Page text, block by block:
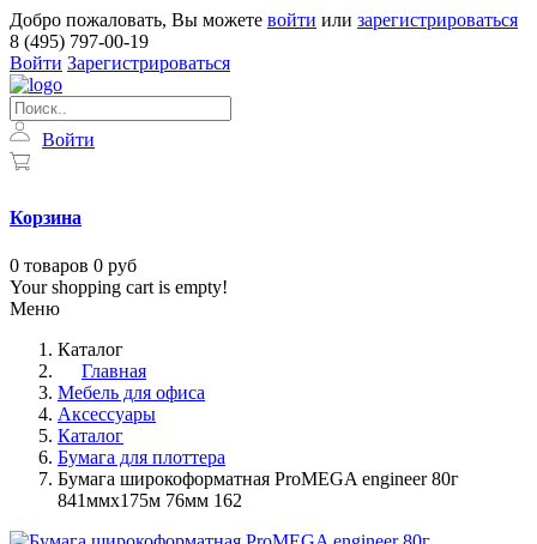
Добро пожаловать, Вы можете войти или зарегистрироваться
8 (495) 797-00-19
Войти Зарегистрироваться
Войти
Корзина
0 товаров 0 руб
Your shopping cart is empty!
Меню
Каталог
Главная
Мебель для офиса
Аксессуары
Каталог
Бумага для плоттера
Бумага широкоформатная ProMEGA engineer 80г
841ммx175м 76мм 162